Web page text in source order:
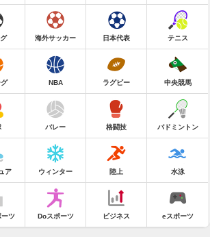
海外サッカー 日本代表 テニス
NBA ラグビー 中央競馬
バレー 格闘技 バドミントン
ア ウィンター 陸上 水泳
ーツ Doスポーツ ビジネス eスポーツ